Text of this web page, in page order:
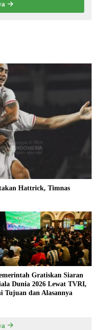
Hattrick, Timnas
Gratiskan Siaran
Dunia 2026 Lewat TVRI,
Tujuan dan Alasannya